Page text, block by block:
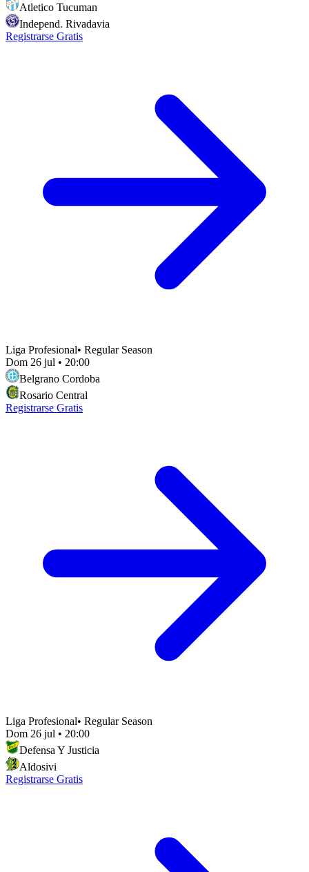
Atletico Tucuman
Independ. Rivadavia
Registrarse Gratis
Liga Profesional• Regular Season
Dom 26 jul • 20:00
Belgrano Cordoba
Rosario Central
Registrarse Gratis
Liga Profesional• Regular Season
Dom 26 jul • 20:00
Defensa Y Justicia
Aldosivi
Registrarse Gratis